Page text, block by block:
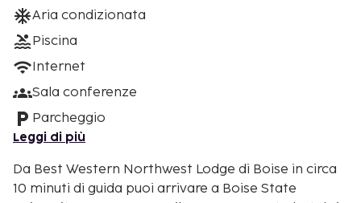
Aria condizionata
Piscina
Internet
Sala conferenze
Parcheggio
Leggi di più
Da Best Western Northwest Lodge di Boise in circa
10 minuti di guida puoi arrivare a Boise State